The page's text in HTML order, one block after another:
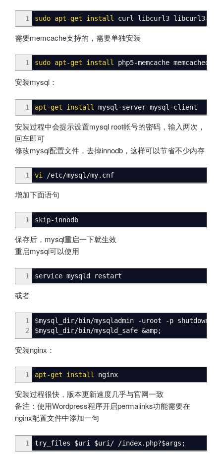
1 sudo apt-get install curl libcurl3 libcurl3-dev
需要memcache支持的，需要单独安装
1 sudo apt-get install php5-memcache memcached
安装mysql：
1 apt-get install mysql-server mysql-client
安装过程中会提示设置mysql root帐号的密码，输入两次，
回车即可
修改mysql配置文件，去掉innodb，这样可以节省不少内存
1 vi /etc/mysql/my.cnf
增加下面语句
1 skip-innodb
保存后，mysql重启一下就生效
重启mysql可以使用
1 service mysqld restart
或者
1
2
$mysql_dir/bin/mysqladmin -uroot -p shutdown
$mysql_dir/bin/mysqld_safe &amp;
安装nginx：
1 apt-get install nginx
安装过程很快，版本更新速度几乎与官网一致
备注：使用Wordpress程序开启permalinks功能需要在
nginx配置文件中添加一句
1 try_files $uri $uri / /index.php?$args ;